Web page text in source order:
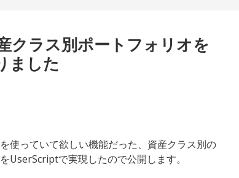
ラス別ポートフォリオを
ました
使っていて欲しい機能だった、資産クラス別の
UserScriptで実現したので公開します。